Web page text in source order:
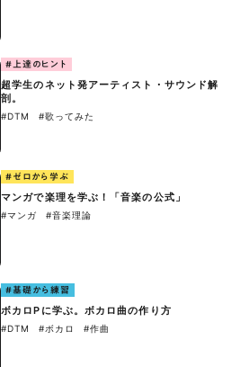
#上達のヒント
超学生のネット発アーティスト・サウンド解
剖。
#DTM #歌ってみた
#ゼロから学ぶ
マンガで楽理を学ぶ！「音楽の公式」
#マンガ #音楽理論
#基礎から練習
ボカロPに学ぶ。ボカロ曲の作り方
#DTM #ボカロ #作曲